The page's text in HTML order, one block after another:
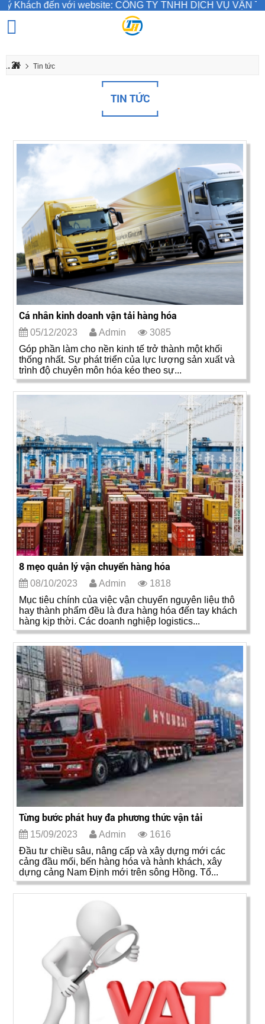
với website: CÔNG TY TNHH DỊCH VỤ VẬN TẢI THỊNH
Tin tức
TIN TỨC
Cá nhân kinh doanh vận tải hàng hóa
05/12/2023 Admin
3085
Góp phần làm cho nền kinh tế trở thành một khối
thống nhất. Sự phát triển của lực lượng sản xuất và
trình độ chuyên môn hóa kéo theo sự...
8 mẹo quản lý vận chuyển hàng hóa
08/10/2023 Admin
1818
Mục tiêu chính của việc vận chuyển nguyên liệu thô
hay thành phẩm đều là đưa hàng hóa đến tay khách
hàng kịp thời. Các doanh nghiệp logistics...
Từng bước phát huy đa phương thức vận tải
15/09/2023 Admin
1616
Đầu tư chiều sâu, nâng cấp và xây dựng mới các
cảng đầu mối, bến hàng hóa và hành khách, xây
dựng cảng Nam Định mới trên sông Hồng. Tổ...